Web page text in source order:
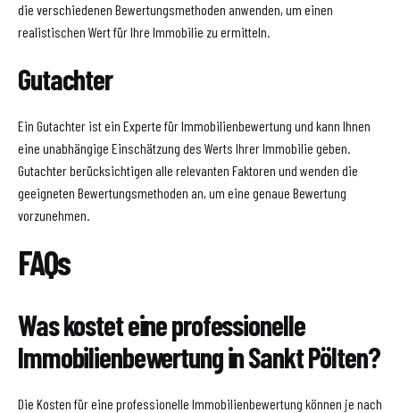
die verschiedenen Bewertungsmethoden anwenden, um einen
realistischen Wert für Ihre Immobilie zu ermitteln.
Gutachter
Ein Gutachter ist ein Experte für Immobilienbewertung und kann Ihnen
eine unabhängige Einschätzung des Werts Ihrer Immobilie geben.
Gutachter berücksichtigen alle relevanten Faktoren und wenden die
geeigneten Bewertungsmethoden an, um eine genaue Bewertung
vorzunehmen.
FAQs
Was kostet eine professionelle
Immobilienbewertung in Sankt Pölten?
Die Kosten für eine professionelle Immobilienbewertung können je nach